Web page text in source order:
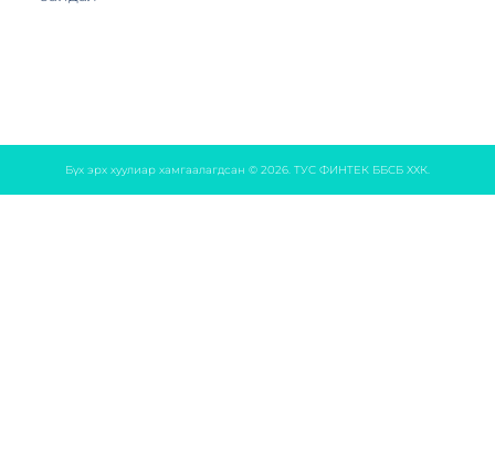
Бүх эрх хуулиар хамгаалагдсан © 2026. ТУС ФИНТЕК ББСБ ХХК.